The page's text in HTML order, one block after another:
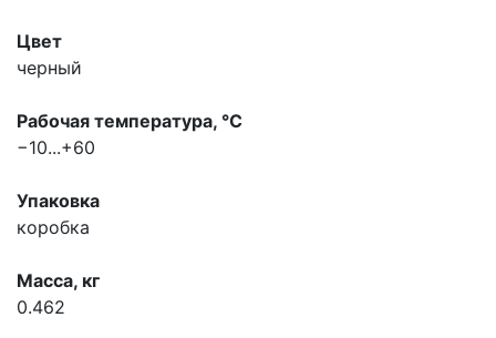
Цвет
черный
Рабочая температура, °С
−10...+60
Упаковка
коробка
Масса, кг
0.462